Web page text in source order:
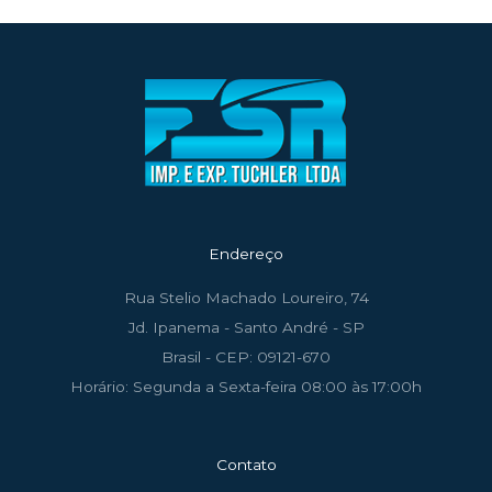
Endereço
Rua Stelio Machado Loureiro, 74
Jd. Ipanema - Santo André - SP
Brasil - CEP: 09121-670
Horário: Segunda a Sexta-feira 08:00 às 17:00h
Contato